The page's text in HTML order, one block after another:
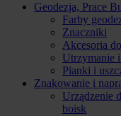
Geodezja, Prace
Farby
Znaczniki
Akcesoria
Utrzymanie
Pianki i
Znakowanie i
Urządzenie
boisk